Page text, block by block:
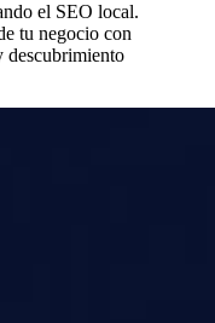
el SEO local.
tu negocio con
descubrimiento